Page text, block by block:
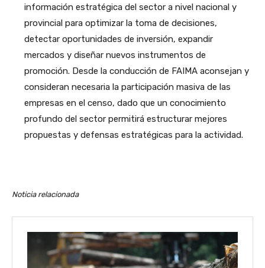
información estratégica del sector a nivel nacional y
provincial para optimizar la toma de decisiones,
detectar oportunidades de inversión, expandir
mercados y diseñar nuevos instrumentos de
promoción. Desde la conducción de FAIMA aconsejan y
consideran necesaria la participación masiva de las
empresas en el censo, dado que un conocimiento
profundo del sector permitirá estructurar mejores
propuestas y defensas estratégicas para la actividad.
Noticia relacionada